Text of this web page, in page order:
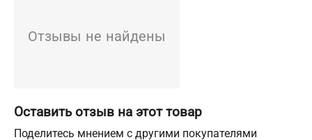
Отзывы не найдены
Оставить отзыв на этот товар
Поделитесь мнением с другими покупателями